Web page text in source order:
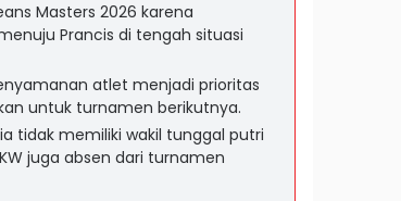
Masters 2026 karena
Prancis di tengah situasi
atlet menjadi prioritas
untuk turnamen berikutnya.
tidak memiliki wakil tunggal putri
juga absen dari turnamen